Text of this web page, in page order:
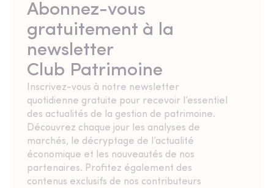
Abonnez-vous
gratuitement à la
newsletter
Club Patrimoine
Inscrivez-vous à notre newsletter
quotidienne gratuite pour recevoir l’essentiel
des actualités de la gestion de patrimoine.
Découvrez chaque jour les analyses de
marchés, le décryptage de l’actualité
économique et les nouveautés de nos
partenaires. Profitez également des
contenus exclusifs de nos contributeurs